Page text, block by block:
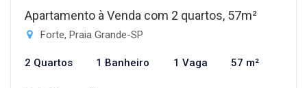
Apartamento à Venda com 2 quartos, 57m²
Forte, Praia Grande-SP
2 Quartos 1 Banheiro 1 Vaga 57 m²